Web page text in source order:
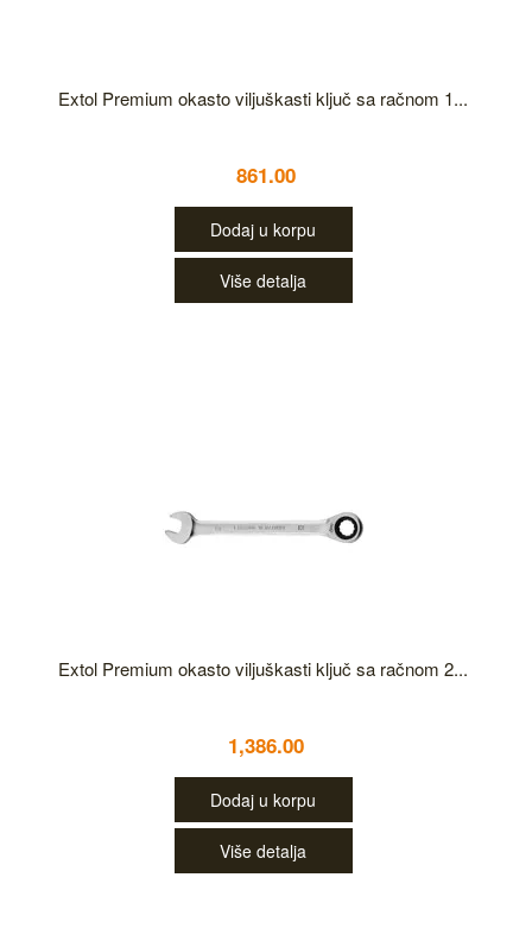
Extol Premium okasto viljuškasti ključ sa račnom 1...
861.00
Dodaj u korpu
Više detalja
Extol Premium okasto viljuškasti ključ sa račnom 2...
1,386.00
Dodaj u korpu
Više detalja